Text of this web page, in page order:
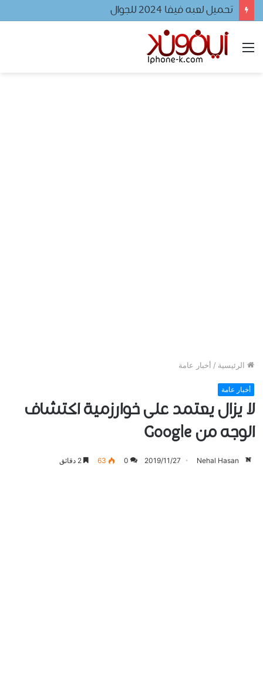
تحميل برنامج نجم
القائمة
الرئيسية / أخبار عامة
أخبار عامة
لا يزال يعتمد على خوارزمية اكتشاف
الوجه من Google
Nehal Hasan
2019/11/27
0
63